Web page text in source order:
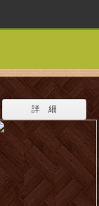
詳 細